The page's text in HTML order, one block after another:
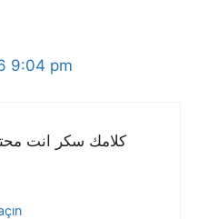
9:04 pm
كلامك سكر انت